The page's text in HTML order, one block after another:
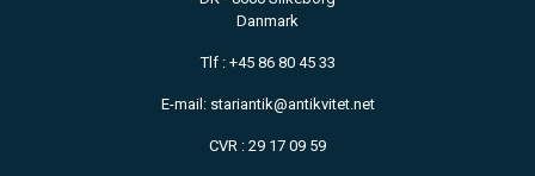
Danmark
Tlf : +45 86 80 45 33
E-mail: stariantik@antikvitet.net
CVR : 29 17 09 59